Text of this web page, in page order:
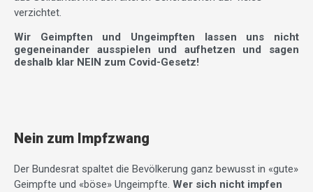
verzichtet.
Wir Geimpften und Ungeimpften lassen uns nicht
gegeneinander ausspielen und aufhetzen und sagen
deshalb klar NEIN zum Covid-Gesetz!
Nein zum Impfzwang
Der Bundesrat spaltet die Bevölkerung ganz bewusst in «gute»
Geimpfte und «böse» Ungeimpfte. Wer sich nicht impfen